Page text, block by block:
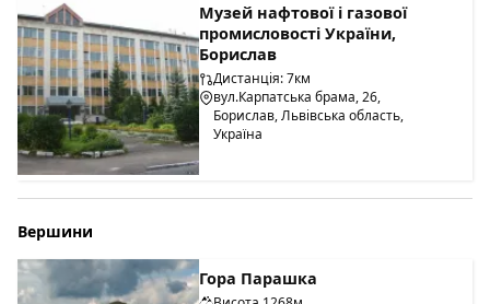
Музей нафтової і газової
промисловості України,
Борислав
Дистанція: 7км
вул.Карпатська брама, 26,
Борислав, Львівська область,
Україна
Вершини
Гора Парашка